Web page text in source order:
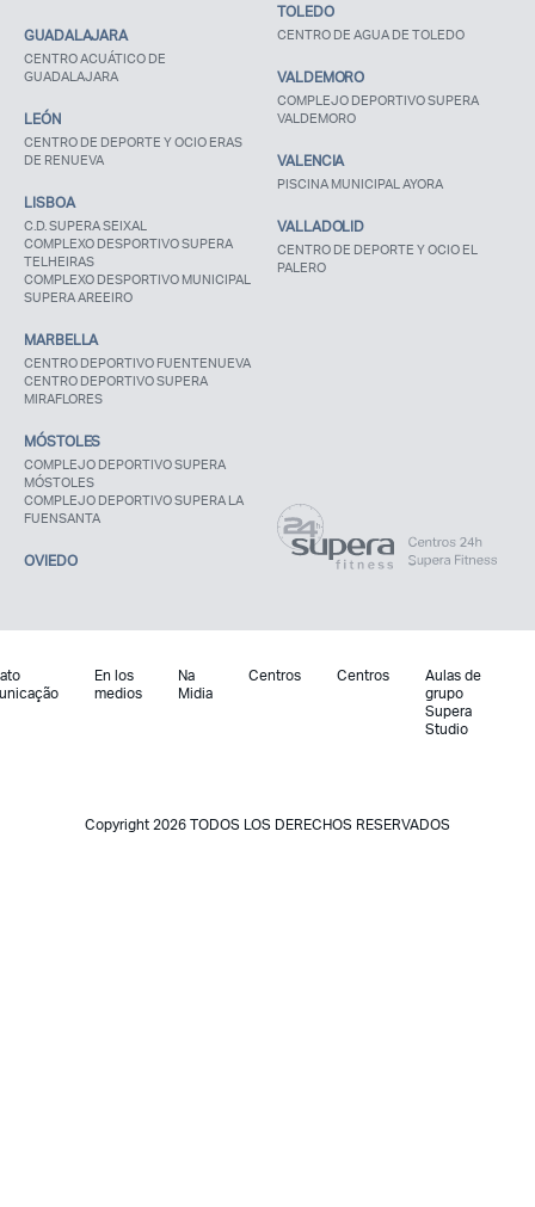
GUADALAJARA
CENTRO ACUÁTICO DE
GUADALAJARA
LEÓN
CENTRO DE DEPORTE Y OCIO ERAS
DE RENUEVA
LISBOA
C.D. SUPERA SEIXAL
COMPLEXO DESPORTIVO SUPERA
TELHEIRAS
COMPLEXO DESPORTIVO MUNICIPAL
SUPERA AREEIRO
MARBELLA
CENTRO DEPORTIVO FUENTENUEVA
CENTRO DEPORTIVO SUPERA
MIRAFLORES
MÓSTOLES
COMPLEJO DEPORTIVO SUPERA
MÓSTOLES
COMPLEJO DEPORTIVO SUPERA LA
FUENSANTA
OVIEDO
TOLEDO
CENTRO DE AGUA DE TOLEDO
VALDEMORO
COMPLEJO DEPORTIVO SUPERA
VALDEMORO
VALENCIA
PISCINA MUNICIPAL AYORA
VALLADOLID
CENTRO DE DEPORTE Y OCIO EL
PALERO
En los
medios
Na
Midia
Centros Centros
Aulas de
grupo
Supera
Studio
Copyright 2026 TODOS LOS DERECHOS RESERVADOS